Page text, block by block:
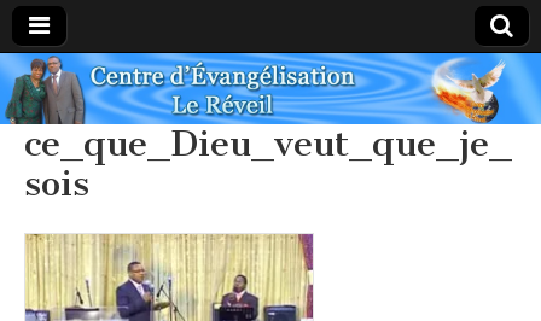
Centre
Évangélique
Le Réveil
ce_que_Dieu_veut_que_je_
sois